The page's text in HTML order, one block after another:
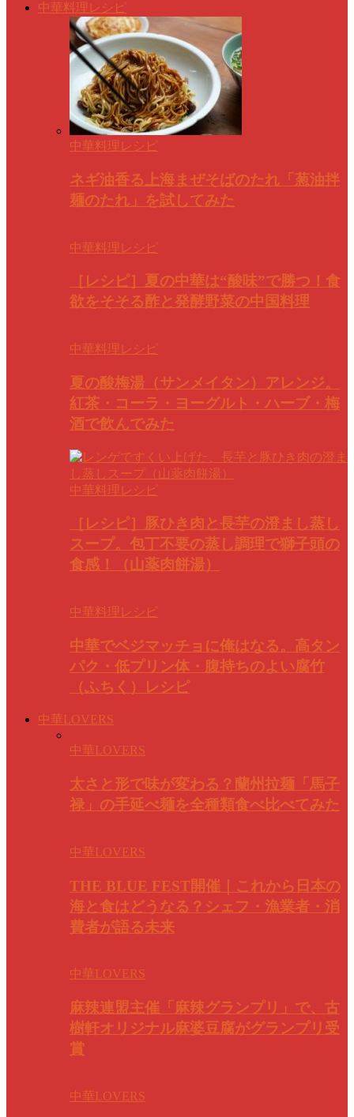
中華料理レシピ
中華料理レシピ
ネギ油香る上海まぜそばのたれ「葱油拌
麺のたれ」を試してみた
中華料理レシピ
［レシピ］夏の中華は“酸味”で勝つ！食
欲をそそる酢と発酵野菜の中国料理
中華料理レシピ
夏の酸梅湯（サンメイタン）アレンジ。
紅茶・コーラ・ヨーグルト・ハーブ・梅
酒で飲んでみた
中華料理レシピ
［レシピ］豚ひき肉と長芋の澄まし蒸し
スープ。包丁不要の蒸し調理で獅子頭の
食感！（山薬肉餅湯）
中華料理レシピ
中華でベジマッチョに俺はなる。高タン
パク・低プリン体・腹持ちのよい腐竹
（ふちく）レシピ
中華LOVERS
中華LOVERS
太さと形で味が変わる？蘭州拉麺「馬子
禄」の手延べ麺を全種類食べ比べてみた
中華LOVERS
THE BLUE FEST開催｜これから日本の
海と食はどうなる？シェフ・漁業者・消
費者が語る未来
中華LOVERS
麻辣連盟主催「麻辣グランプリ」で、古
樹軒オリジナル麻婆豆腐がグランプリ受
賞
中華LOVERS